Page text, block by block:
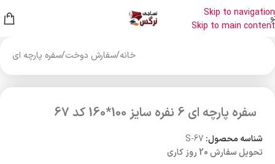
Skip to navigation
Skip to main content
خانه/سفارش دوخت/سفره پارچه ای
سفره پارچه ای 6 نفره سایز 100*160 کد 67
شناسه محصول: S-67
تحویل سفارش 20 روز کاری